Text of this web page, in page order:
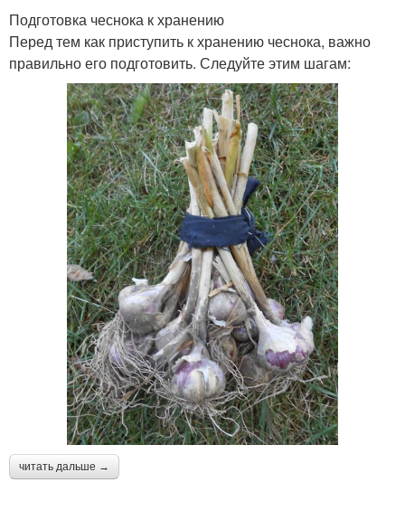
Подготовка чеснока к хранению
Перед тем как приступить к хранению чеснока, важно
правильно его подготовить. Следуйте этим шагам:
читать дальше →